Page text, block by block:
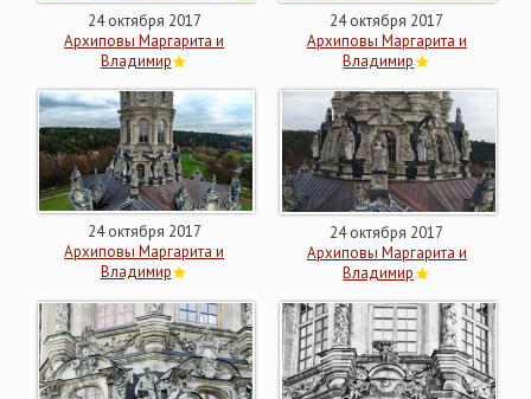
24 октября 2017
Архиповы Маргарита и
Владимир
24 октября 2017
Архиповы Маргарита и
Владимир
24 октября 2017
Архиповы Маргарита и
Владимир
24 октября 2017
Архиповы Маргарита и
Владимир